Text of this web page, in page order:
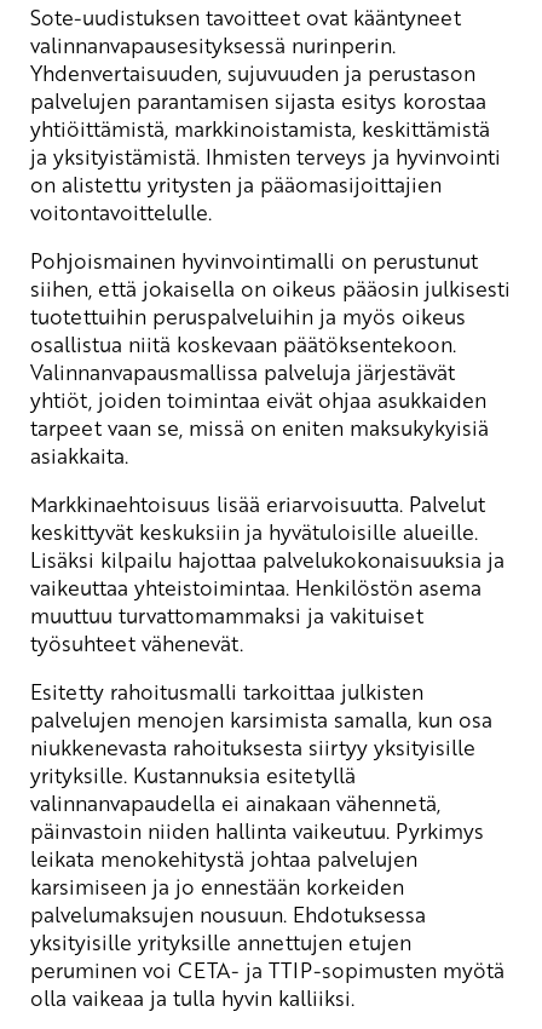
Sote-uudistuksen tavoitteet ovat kääntyneet
valinnanvapausesityksessä nurinperin.
Yhdenvertaisuuden, sujuvuuden ja perustason
palvelujen parantamisen sijasta esitys korostaa
yhtiöittämistä, markkinoistamista, keskittämistä
ja yksityistämistä. Ihmisten terveys ja hyvinvointi
on alistettu yritysten ja pääomasijoittajien
voitontavoittelulle.
Pohjoismainen hyvinvointimalli on perustunut
siihen, että jokaisella on oikeus pääosin julkisesti
tuotettuihin peruspalveluihin ja myös oikeus
osallistua niitä koskevaan päätöksentekoon.
Valinnanvapausmallissa palveluja järjestävät
yhtiöt, joiden toimintaa eivät ohjaa asukkaiden
tarpeet vaan se, missä on eniten maksukykyisiä
asiakkaita.
Markkinaehtoisuus lisää eriarvoisuutta. Palvelut
keskittyvät keskuksiin ja hyvätuloisille alueille.
Lisäksi kilpailu hajottaa palvelukokonaisuuksia ja
vaikeuttaa yhteistoimintaa. Henkilöstön asema
muuttuu turvattomammaksi ja vakituiset
työsuhteet vähenevät.
Esitetty rahoitusmalli tarkoittaa julkisten
palvelujen menojen karsimista samalla, kun osa
niukkenevasta rahoituksesta siirtyy yksityisille
yrityksille. Kustannuksia esitetyllä
valinnanvapaudella ei ainakaan vähennetä,
päinvastoin niiden hallinta vaikeutuu. Pyrkimys
leikata menokehitystä johtaa palvelujen
karsimiseen ja jo ennestään korkeiden
palvelumaksujen nousuun. Ehdotuksessa
yksityisille yrityksille annettujen etujen
peruminen voi CETA- ja TTIP-sopimusten myötä
olla vaikeaa ja tulla hyvin kalliiksi.